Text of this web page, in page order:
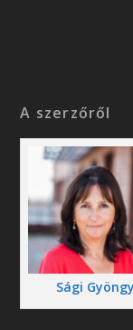
A szerzőről
Sági